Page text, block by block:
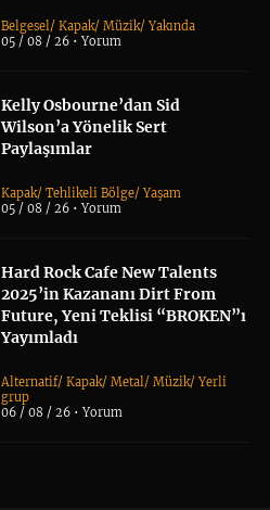
Belgesel/Kapak/Müzik/Yakında
05 / 08 / 26 •Yorum
Kelly Osbourne’dan Sid
Wilson’a Yönelik Sert
Paylaşımlar
Kapak/Tehlikeli Bölge/Yaşam
05 / 08 / 26 •Yorum
Hard Rock Cafe New Talents
2025’in Kazananı Dirt From
Future, Yeni Teklisi “BROKEN”ı
Yayımladı
Alternatif/Kapak/Metal/Müzik/Yerli
grup
06 / 08 / 26 •Yorum